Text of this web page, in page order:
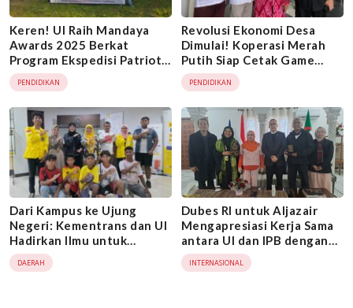
Keren! UI Raih Mandaya
Awards 2025 Berkat
Program Ekspedisi Patriot
di Morotai
PENDIDIKAN
Revolusi Ekonomi Desa
Dimulai! Koperasi Merah
Putih Siap Cetak Game
Changer Ekonomi
Kerakyatan
PENDIDIKAN
Dari Kampus ke Ujung
Negeri: Kementrans dan UI
Hadirkan Ilmu untuk
Masyarakat 3T
DAERAH
Dubes RI untuk Aljazair
Mengapresiasi Kerja Sama
antara UI dan IPB dengan
Universitas di Aljazair
INTERNASIONAL